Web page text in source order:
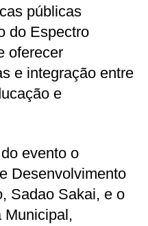
públicas
do Espectro
oferecer
e integração entre
e
evento o
Desenvolvimento
Sadao Sakai, e o
Municipal,